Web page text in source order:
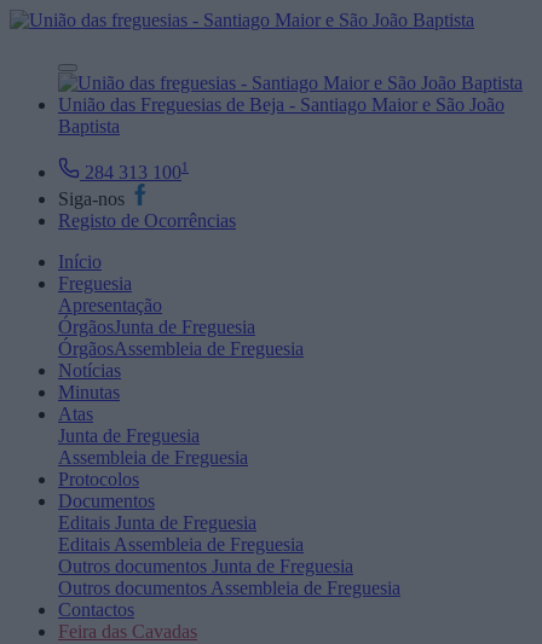
União das Freguesias de Beja - Santiago Maior e São João
Baptista
284 313 1001
Siga-nos
Registo de Ocorrências
Início
Freguesia
Apresentação
ÓrgãosJunta de Freguesia
ÓrgãosAssembleia de Freguesia
Notícias
Minutas
Atas
Junta de Freguesia
Assembleia de Freguesia
Protocolos
Documentos
Editais Junta de Freguesia
Editais Assembleia de Freguesia
Outros documentos Junta de Freguesia
Outros documentos Assembleia de Freguesia
Contactos
Feira das Cavadas